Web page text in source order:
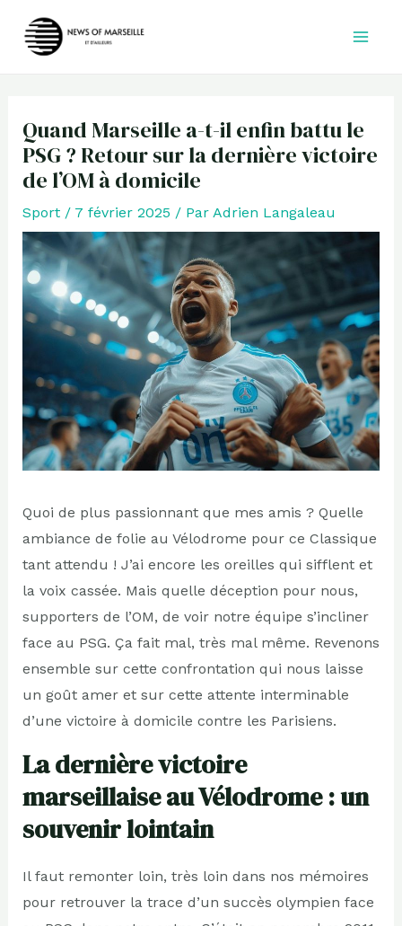
Quand Marseille a-t-il enfin battu le
PSG ? Retour sur la dernière victoire
de l’OM à domicile
Sport/ 7 février 2025 / Par Adrien Langaleau
Quoi de plus passionnant que mes amis ? Quelle
ambiance de folie au Vélodrome pour ce Classique
tant attendu ! J’ai encore les oreilles qui sifflent et
la voix cassée. Mais quelle déception pour nous,
supporters de l’OM, de voir notre équipe s’incliner
face au PSG. Ça fait mal, très mal même. Revenons
ensemble sur cette confrontation qui nous laisse
un goût amer et sur cette attente interminable
d’une victoire à domicile contre les Parisiens.
La dernière victoire
marseillaise au Vélodrome : un
souvenir lointain
Il faut remonter loin, très loin dans nos mémoires
pour retrouver la trace d’un succès olympien face